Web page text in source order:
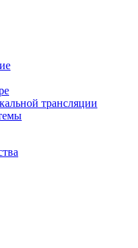
трансляции